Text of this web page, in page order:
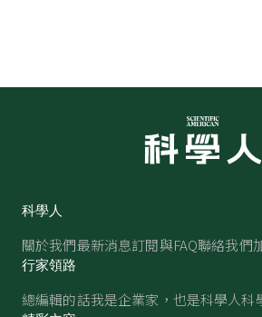
科學人
關於我們最新消息訂閱與FAQ聯絡我們
行家領路
總編輯的話我是企業家，也是科學人科